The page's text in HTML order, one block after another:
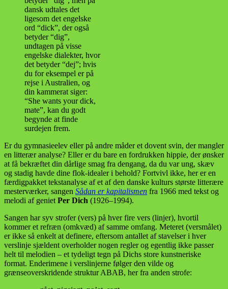
dansk udtales det
ligesom det engelske
ord “dick”, der også
betyder “dig”,
undtagen på visse
engelske dialekter, hvor
det betyder “dej”; hvis
du for eksempel er på
rejse i Australien, og
din kammerat siger:
“She wants your dick,
mate”, kan du godt
begynde at finde
surdejen frem.
Er du gymnasieelev eller på andre måder et dovent svin, der mangler
en litterær analyse? Eller er du bare en fordrukken hippie, der ønsker
at få bekræftet din dårlige smag fra dengang, da du var ung, skæv
og stadig havde dine flok-idealer i behold? Fortvivl ikke, her er en
færdigpakket tekstanalyse af et af den danske kulturs største litterære
mesterværker, sangen Sådan er kapitalismen fra 1966 med tekst og
melodi af geniet Per Dich (1926–1994).
Sangen har syv strofer (vers) på hver fire vers (linjer), hvortil
kommer et refræn (omkvæd) af samme omfang. Meteret (versmålet)
er ikke så enkelt at definere, eftersom antallet af stavelser i hver
verslinje sjældent overholder nogen regler og egentlig ikke passer
helt til melodien – et tydeligt tegn på Dichs store kunstneriske
format. Enderimene i verslinjerne følger den vilde og
grænseoverskridende struktur ABAB, her fra anden strofe: